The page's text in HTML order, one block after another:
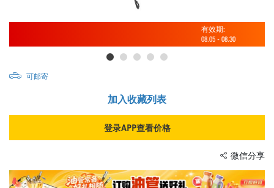
有效期:
08.05 - 08.30
可邮寄
加入收藏列表
登录APP查看价格
微信分享